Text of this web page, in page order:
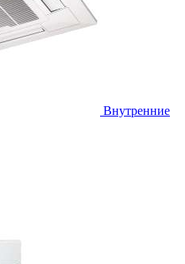
Внутренние